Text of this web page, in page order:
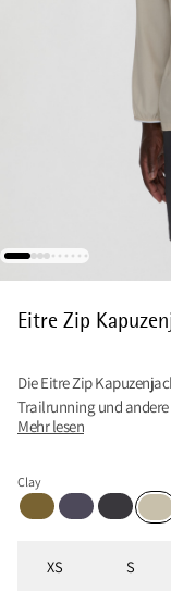
Eitre Zip
Die Eitre Zip
Trailrunning und
Bergwetter.
Mehr lesen
Clay
Juniper Green
Purple Stone
RavenClay
XS S